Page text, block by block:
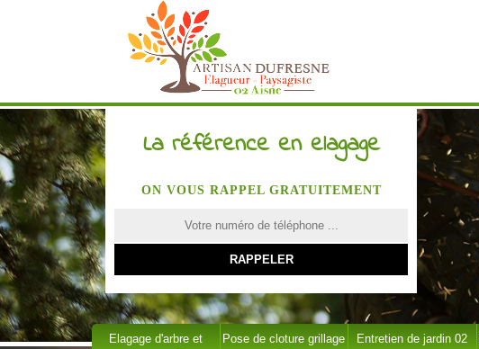
La référence en elagage
ON VOUS RAPPEL GRATUITEMENT
Elagage d'arbre et
Pose de cloture grillage
Entretien de jardin 02